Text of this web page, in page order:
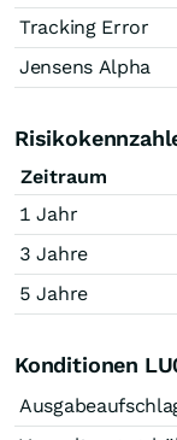
Tracking Error
Jensens Alpha
Zeitraum
1 Jahr
3 Jahre
5 Jahre
Konditionen